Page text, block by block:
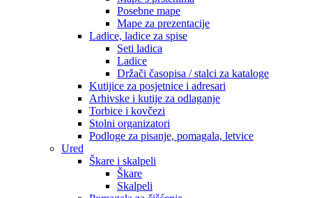
Posebne mape
Mape za prezentacije
Ladice, ladice za spise
Seti ladica
Ladice
Držači časopisa / stalci za kataloge
Kutijice za posjetnice i adresari
Arhivske i kutije za odlaganje
Torbice i kovčezi
Stolni organizatori
Podloge za pisanje, pomagala, letvice
Ured
Škare i skalpeli
Škare
Skalpeli